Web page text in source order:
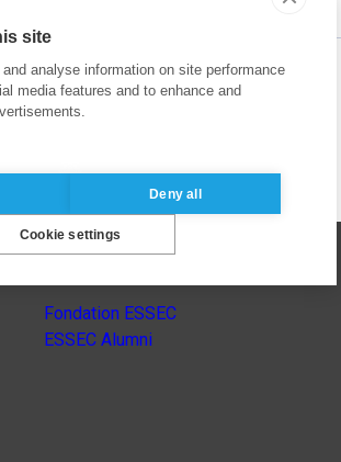
Fondation ESSEC
ESSEC Alumni
site
analyse information on site performance
media features and to enhance and
Deny all
Cookie settings